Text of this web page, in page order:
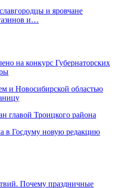
и яровчане
и…
на конкурс Губернаторских
и Новосибирской областью
главой Троицкого района
в Госдуму новую редакцию
Почему праздничные